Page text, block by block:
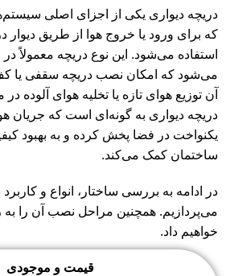
دریچه دیواری یکی از اجزای اصلی
که برای ورود یا خروج هوا از طریق
استفاده می‌شود. این نوع دریچه معمولاً
می‌شود که امکان نصب دریچه سقفی یا
آن توزیع هوای تازه یا تخلیه هوای
دریچه دیواری به گونه‌ای است که جریان
یکنواخت در فضا پخش کرده و به بهبود
ساختمان کمک می‌کند.
در ادامه به بررسی ساختار، انواع و
می‌پردازیم. همچنین مراحل نصب آن‌ را به
خواهیم داد.
قیمت و موجودی